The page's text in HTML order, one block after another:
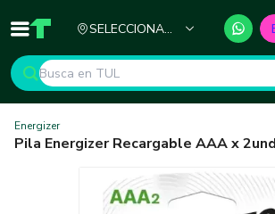
Inicio TUL - Tu Marketplace de
SELECCIONA
Energizer
Pila Energizer Recargable AAA x 2und